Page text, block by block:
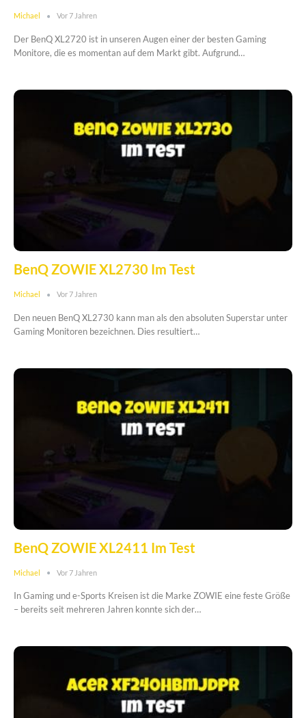
Michael Vor 7 Jahren
Der BenQ XL2720 ist in unseren Augen einer der besten Gaming
Monitore, die es momentan auf dem Markt gibt. Aufgrund…
BenQ ZOWIE XL2730 Im Test
Michael Vor 7 Jahren
Den neuen BenQ XL2730 kann man als den absoluten Superstar unter
Gaming Monitoren bezeichnen. Dies resultiert…
BenQ ZOWIE XL2411 Im Test
Michael Vor 7 Jahren
In Gaming und e-Sports Kreisen ist die Marke ZOWIE eine feste Größe
– bereits seit mehreren Jahren konnte sich der…